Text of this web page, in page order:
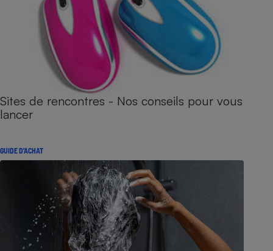
Sites de rencontres - Nos conseils pour vous
lancer
GUIDE D'ACHAT